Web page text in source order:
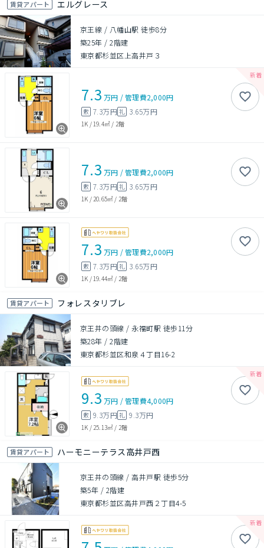
賃貸アパート エルグレース
京王線 / 八幡山駅 徒歩8分
築25年 /2階建
東京都杉並区上高井戸３
7.3 万円 /管理費2,000円
敷 7.3万円礼 3.65万円
1K / 19.4㎡ / 2階
7.3 万円 /管理費2,000円
敷 7.3万円礼 3.65万円
1K / 20.65㎡ / 2階
7.3 万円 /管理費2,000円
敷 7.3万円礼 3.65万円
1K /19.44㎡ / 2階
賃貸アパート フォレスタリブレ
京王井の頭線 / 永福町駅 徒歩11分
築28年 /2階建
東京都杉並区和泉４丁目16-2
9.3 万円 /管理費4,000円
敷 9.3万円礼 9.3万円
1K /25.13㎡ / 2階
賃貸アパート ハーモニーテラス高井戸西
京王井の頭線 / 高井戸駅 徒歩5分
築5年 / 2階建
東京都杉並区高井戸西２丁目4-5